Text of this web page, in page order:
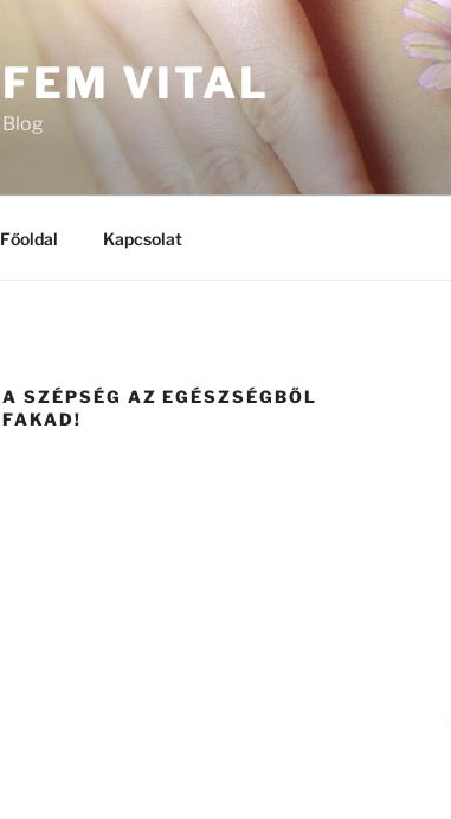
FEM VITAL
Blog
Főoldal Kapcsolat
A SZÉPSÉG AZ EGÉSZSÉGBŐL
FAKAD!